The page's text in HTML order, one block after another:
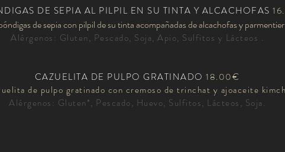
DE SEPIA AL PILPIL EN SU TINTA Y ALCACHOFAS
de sepia con pilpil de su tinta acompañadas de alcachofasy parmentier
Alérgenos: Gluten, Pescado, Soja, Apio, Sulfitos y Lácteos .
CAZUELITA DE PULPO GRATINADO18.00€
de pulpo gratinado con cremoso de trinchat y ajoaceite
Alérgenos: Gluten*, Pescado, Huevo, Sulfitos, Lácteos, Soja.